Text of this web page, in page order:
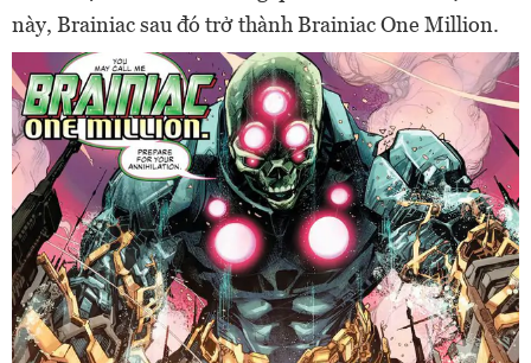
này, Brainiac sau đó trở thành Brainiac One Million.